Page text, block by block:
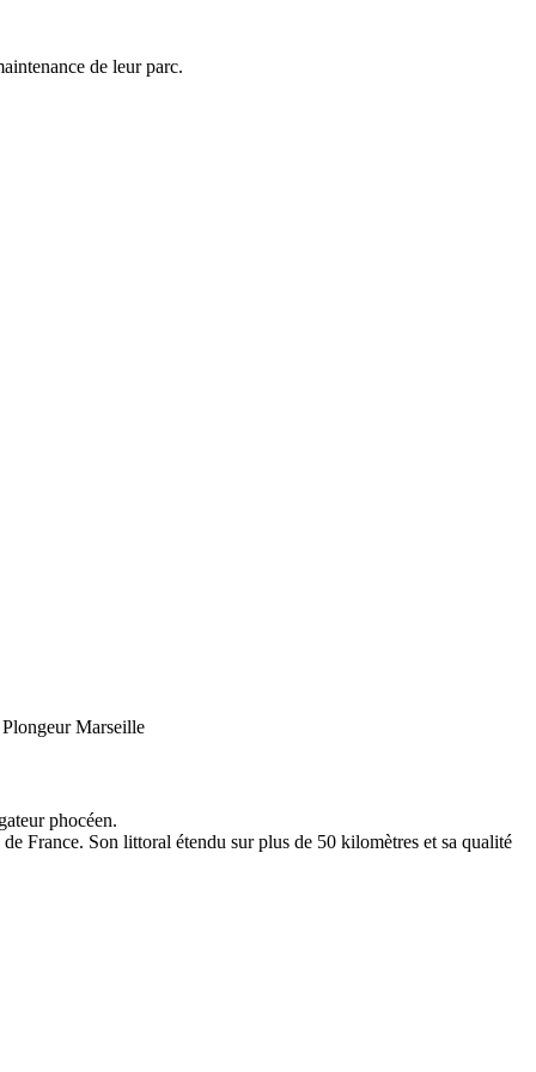
de leur parc.
Marseille
phocéen.
France. Son littoral étendu sur plus de 50 kilomètres et sa qualité